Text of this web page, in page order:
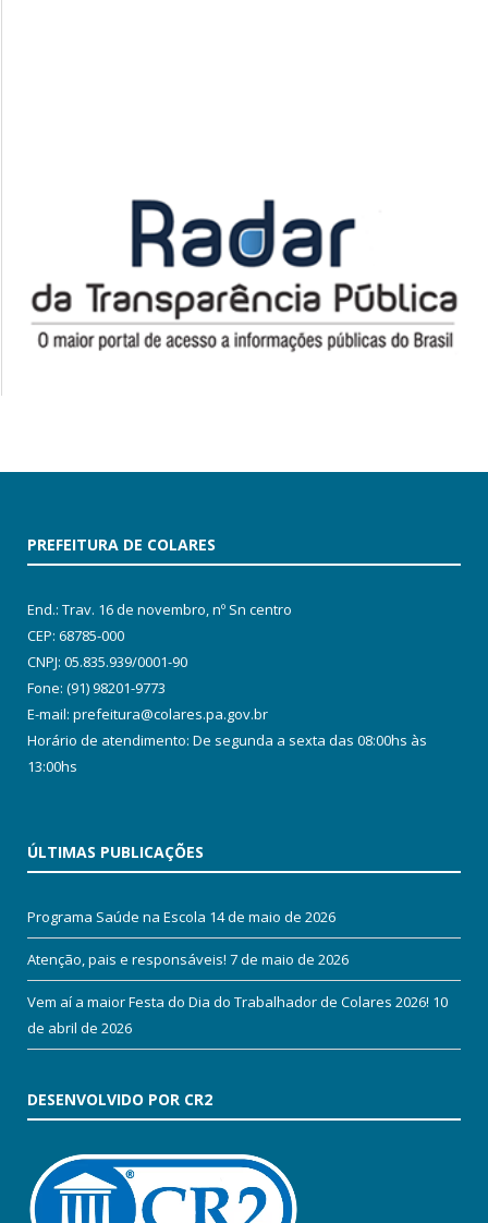
PREFEITURA DE COLARES
End.: Trav. 16 de novembro, nº Sn centro
CEP: 68785-000
CNPJ: 05.835.939/0001-90
Fone: (91) 98201-9773
E-mail: prefeitura@colares.pa.gov.br
Horário de atendimento: De segunda a sexta das 08:00hs às
13:00hs
ÚLTIMAS PUBLICAÇÕES
Programa Saúde na Escola 14 de maio de 2026
Atenção, pais e responsáveis! 7 de maio de 2026
Vem aí a maior Festa do Dia do Trabalhador de Colares 2026! 10
de abril de 2026
DESENVOLVIDO POR CR2